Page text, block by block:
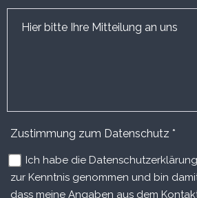
Zustimmung zum Datenschutz *
Ich habe die
zur Kenntnis genommen und bin
dass meine Angaben aus dem